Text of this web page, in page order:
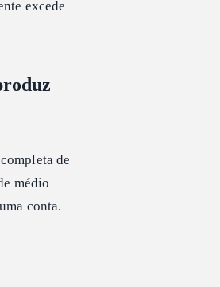
excede
de
médio
conta.